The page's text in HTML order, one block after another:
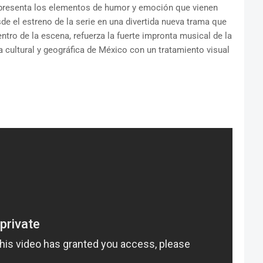
los elementos de humor y emoción que vienen
el estreno de la serie en una divertida nueva trama que
de la escena, refuerza la fuerte impronta musical de la
y geográfica de México con un tratamiento visual